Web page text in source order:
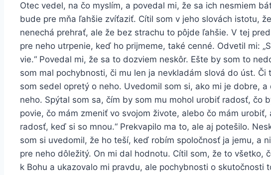
Otec vedel, na čo myslím, a povedal mi, že sa ich nesmiem
bude pre mňa ľahšie zvíťaziť. Cítil som v jeho slovách istotu,
nenechá prehrať, ale že bez strachu to pôjde ľahšie. V tej
pre neho utrpenie, keď ho prijmeme, také cenné. Odvetil mi:
vie.“ Povedal mi, že sa to dozviem neskôr. Ešte by som to
som mal pochybnosti, či mu len ja nevkladám slová do úst. Či
som sedel opretý o neho. Uvedomil som si, ako mi je dobre,
neho. Spýtal som sa, čím by som mu mohol urobiť radosť, čo
povie, čo mám zmeniť vo svojom živote, alebo čo mám urobiť,
radosť, keď si so mnou.“ Prekvapilo ma to, ale aj potešilo.
som si uvedomil, že ho teší, keď robím spoločnosť ja jemu, a
pre neho dôležitý. On mi dal hodnotu. Cítil som, že to všetko,
k Bohu a ukazovalo mi pravdu, ale pochybnosti o skutočnosti